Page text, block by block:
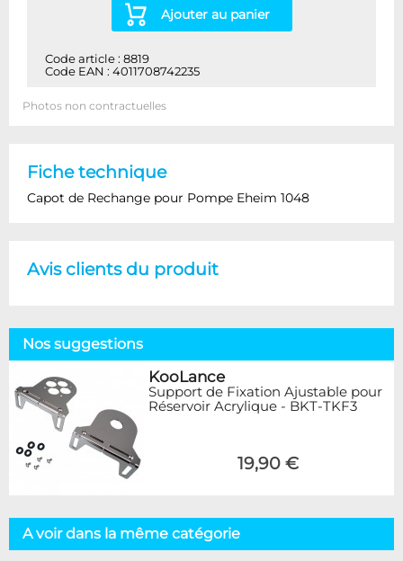
Ajouter au panier
Code article : 8819
Code EAN : 4011708742235
Photos non contractuelles
Fiche technique
Capot de Rechange pour Pompe Eheim 1048
Avis clients du produit
Nos suggestions
KooLance
Support de Fixation Ajustable pour
Réservoir Acrylique - BKT-TKF3
19,90 €
A voir dans la même catégorie